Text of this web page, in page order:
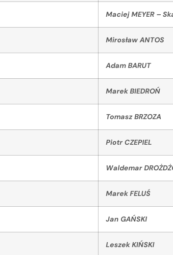
Maciej MEYER –
Mirosław ANTOS
Adam BARUT
Marek BIEDROŃ
Tomasz BRZOZA
Piotr CZEPIEL
Waldemar
Marek FELUŚ
Jan GAŃSKI
Leszek KIŃSKI